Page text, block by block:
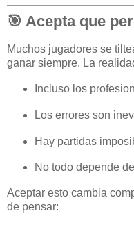
🎯 Acepta que
Muchos jugadores se
ganar siempre. La
Incluso los
Los errores son
Hay partidas
No todo depende
Aceptar esto cambia
de pensar: